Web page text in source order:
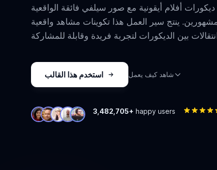
أفلام أيقونية مع صور سيلفي فائقة الواقعية
ينتج سير العمل هذا تكوينات مشاهد واقعية
استخدم هذا القالب شاهد كيف يعمل
3,482,705+ happy users